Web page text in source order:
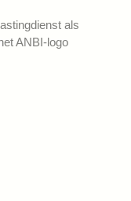
als
ANBI-logo